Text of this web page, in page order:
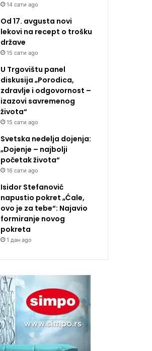
14 сати ago
Od 17. avgusta novi
lekovi na recept o trošku
države
15 сати ago
U Trgovištu panel
diskusija „Porodica,
zdravlje i odgovornost –
izazovi savremenog
života“
15 сати ago
Svetska nedelja dojenja:
„Dojenje – najbolji
početak života“
16 сати ago
Isidor Stefanović
napustio pokret „Ćale,
ovo je za tebe“: Najavio
formiranje novog
pokreta
1 дан ago